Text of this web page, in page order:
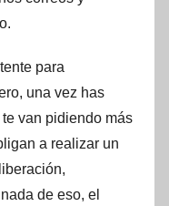
para
una vez has
van pidiendo más
a realizar un
de eso, el